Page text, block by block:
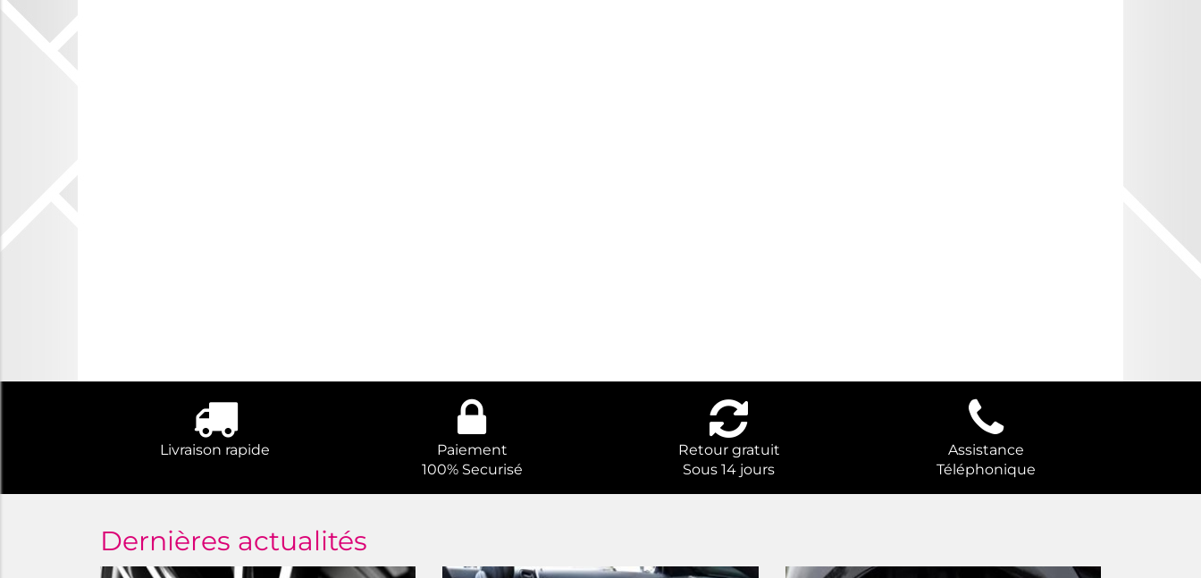
Livraison rapide
Paiement
100% Securisé
Retour gratuit
Sous 14 jours
Assistance
Téléphonique
Dernières actualités